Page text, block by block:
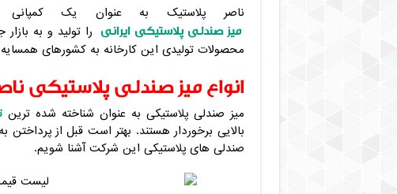
ناصر پلاستیک به عنوان یک کمپانی
میز صندلی پلاستیکی ایرانی را تولید و به
محصولات تولیدی این کارخانه به کشورهای همسایه
انواع میز صندلی پلاستیکی
میز صندلی پلاستیکی به عنوان شناخته شده ترین
بالایی برخوردار هستند. بهتر است قبل از پرداختن
صندلی های پلاستیکی این شرکت آشنا شویم.